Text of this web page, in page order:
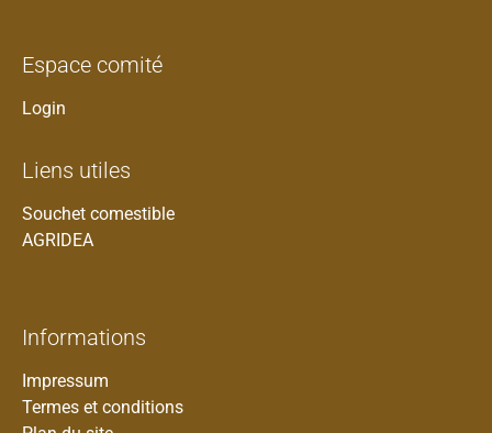
Espace comité
Login
Liens utiles
Souchet comestible
AGRIDEA
Informations
Impressum
Termes et conditions